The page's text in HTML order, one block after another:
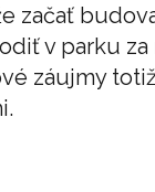
začať
v parku
záujmy